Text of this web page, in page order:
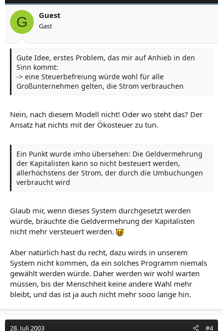
G Guest
Gast
Gute Idee, erstes Problem, das mir auf Anhieb in den
Sinn kommt:
-> eine Steuerbefreiung würde wohl für alle
Großunternehmen gelten, die Strom verbrauchen
Nein, nach diesem Modell nicht! Oder wo steht das? Der
Ansatz hat nichts mit der Ökosteuer zu tun.
Ein Punkt wurde imho übersehen: Die Geldvermehrung
der Kapitalisten kann so nicht besteuert werden,
allerhöchstens der Strom, der durch die Umbuchungen
verbraucht wird
Glaub mir, wenn dieses System durchgesetzt werden
würde, bräuchte die Geldvermehrung der Kapitalisten
nicht mehr versteuert werden.
Aber natürlich hast du recht, dazu wirds in unserem
System nicht kommen, da ein solches Programm niemals
gewählt werden würde. Daher werden wir wohl warten
müssen, bis der Menschheit keine andere Wahl mehr
bleibt, und das ist ja auch nicht mehr sooo lange hin.
28. Juli 2003 #4